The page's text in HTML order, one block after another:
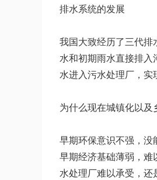
排水系统的发展
我国大致经历了三代
水和初期雨水直接排
水进入污水处理厂，实
为什么现在城镇化以及
早期环保意识不强，没
早期经济基础薄弱，
水处理厂难以承受，还